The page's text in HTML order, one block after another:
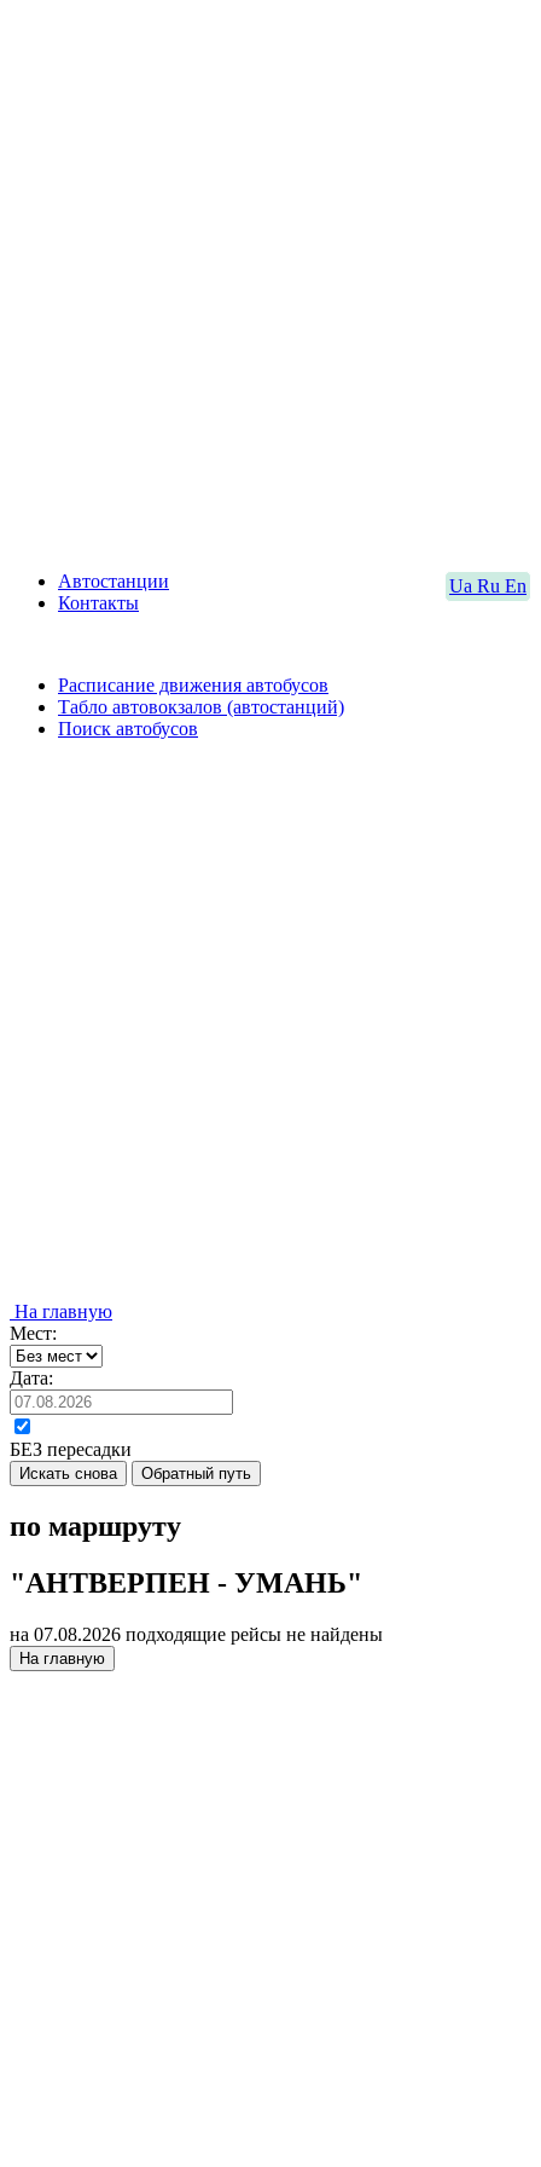
Ua Ru En
Автостанции
Контакты
Расписание движения автобусов
Табло автовокзалов (автостанций)
Поиск автобусов
На главную
Мест:
Дата:
БЕЗ пересадки
Искать снова Обратный путь
по маршруту
"АНТВЕРПЕН - УМАНЬ"
на 07.08.2026 подходящие рейсы не найдены
На главную